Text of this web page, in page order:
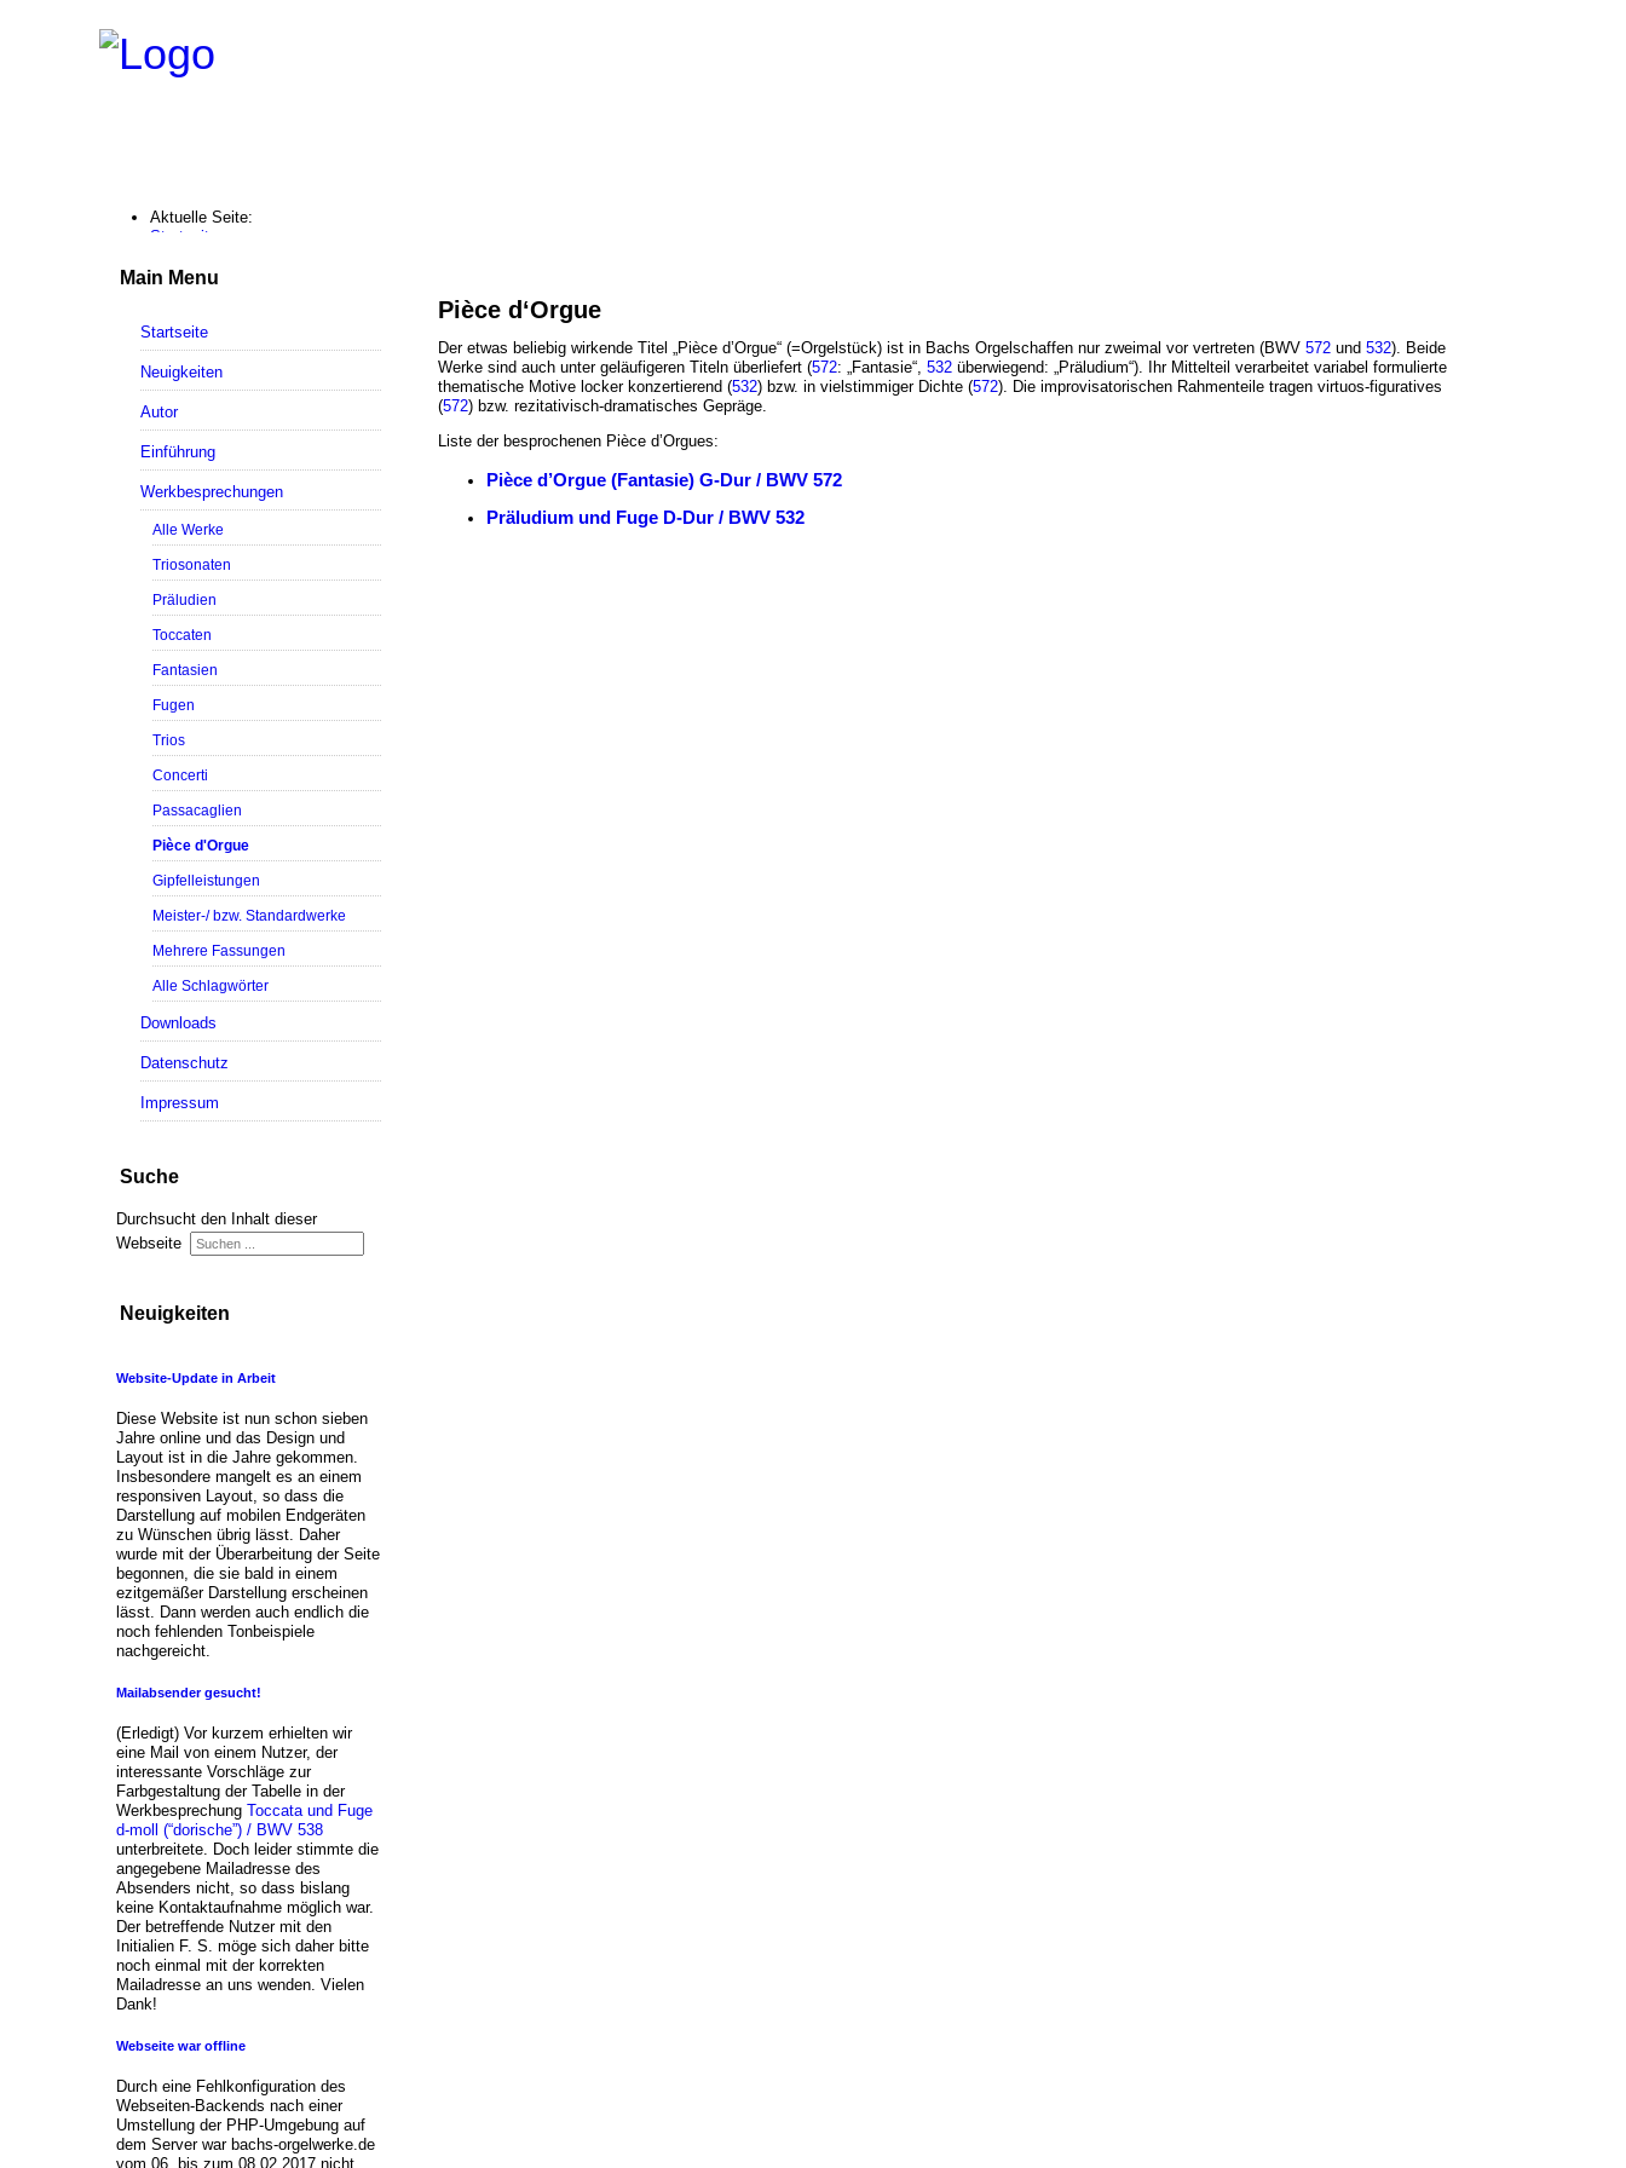
Aktuelle Seite:
Startseite
Pièce d'Orgue
Main Menu
Startseite
Neuigkeiten
Autor
Einführung
Werkbesprechungen
Alle Werke
Triosonaten
Präludien
Toccaten
Fantasien
Fugen
Trios
Concerti
Passacaglien
Pièce d'Orgue
Gipfelleistungen
Meister-/ bzw. Standardwerke
Mehrere Fassungen
Alle Schlagwörter
Downloads
Datenschutz
Impressum
Suche
Durchsucht den Inhalt dieser
Webseite
Neuigkeiten
Website-Update in Arbeit
Diese Website ist nun schon sieben
Jahre online und das Design und
Layout ist in die Jahre gekommen.
Insbesondere mangelt es an einem
responsiven Layout, so dass die
Darstellung auf mobilen Endgeräten
zu Wünschen übrig lässt. Daher
wurde mit der Überarbeitung der Seite
begonnen, die sie bald in einem
ezitgemäßer Darstellung erscheinen
lässt. Dann werden auch endlich die
noch fehlenden Tonbeispiele
nachgereicht.
Mailabsender gesucht!
(Erledigt) Vor kurzem erhielten wir
eine Mail von einem Nutzer, der
interessante Vorschläge zur
Farbgestaltung der Tabelle in der
Werkbesprechung Toccata und Fuge
d-moll (“dorische”) / BWV 538
unterbreitete. Doch leider stimmte die
angegebene Mailadresse des
Absenders nicht, so dass bislang
keine Kontaktaufnahme möglich war.
Der betreffende Nutzer mit den
Initialien F. S. möge sich daher bitte
noch einmal mit der korrekten
Mailadresse an uns wenden. Vielen
Dank!
Webseite war offline
Durch eine Fehlkonfiguration des
Webseiten-Backends nach einer
Umstellung der PHP-Umgebung auf
dem Server war bachs-orgelwerke.de
vom 06. bis zum 08.02.2017 nicht
Pièce d‘Orgue
Der etwas beliebig wirkende Titel „Pièce d’Orgue“ (=Orgelstück) ist in Bachs Orgelschaffen nur zweimal vor vertreten (BWV 572 und 532). Beide
Werke sind auch unter geläufigeren Titeln überliefert (572: „Fantasie“, 532 überwiegend: „Präludium“). Ihr Mittelteil verarbeitet variabel formulierte
thematische Motive locker konzertierend (532) bzw. in vielstimmiger Dichte (572). Die improvisatorischen Rahmenteile tragen virtuos-figuratives
(572) bzw. rezitativisch-dramatisches Gepräge.
Liste der besprochenen Pièce d’Orgues:
Pièce d’Orgue (Fantasie) G-Dur / BWV 572
Präludium und Fuge D-Dur / BWV 532